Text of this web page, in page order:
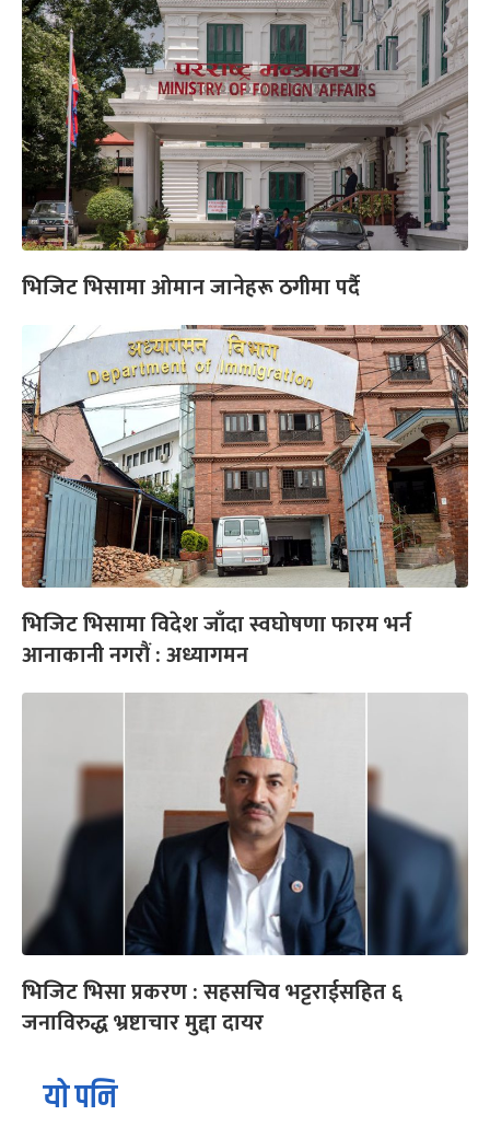
भिजिट भिसामा ओमान जानेहरू ठगीमा पर्दै
भिजिट भिसामा विदेश जाँदा स्वघोषणा फारम भर्न
आनाकानी नगरौं : अध्यागमन
भिजिट भिसा प्रकरण : सहसचिव भट्टराईसहित ६
जनाविरुद्ध भ्रष्टाचार मुद्दा दायर
यो पनि